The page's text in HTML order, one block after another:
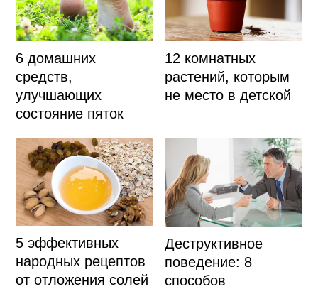
6 домашних
средств,
улучшающих
состояние пяток
12 комнатных
растений, которым
не место в детской
5 эффективных
народных рецептов
от отложения солей
Деструктивное
поведение: 8
способов